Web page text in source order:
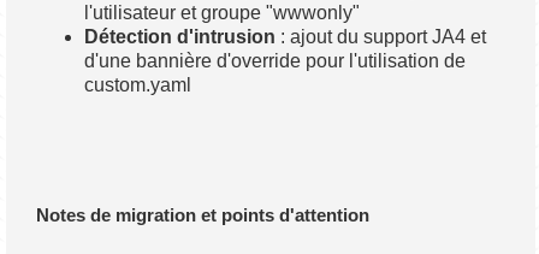
l'utilisateur et groupe "wwwonly"
Détection d'intrusion : ajout du support JA4 et
d'une bannière d'override pour l'utilisation de
custom.yaml
Notes de migration et points d'attention